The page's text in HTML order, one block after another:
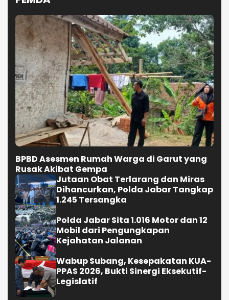
BPBD Asesmen Rumah Warga di Garut yang
Rusak Akibat Gempa
Jutaan Obat Terlarang dan Miras
Dihancurkan, Polda Jabar Tangkap
1.245 Tersangka
Polda Jabar Sita 1.016 Motor dan 12
Mobil dari Pengungkapan
Kejahatan Jalanan
Wabup Subang, Kesepakatan KUA-
PPAS 2026, Bukti Sinergi Eksekutif-
Legislatif